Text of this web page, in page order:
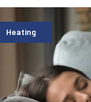
Heating